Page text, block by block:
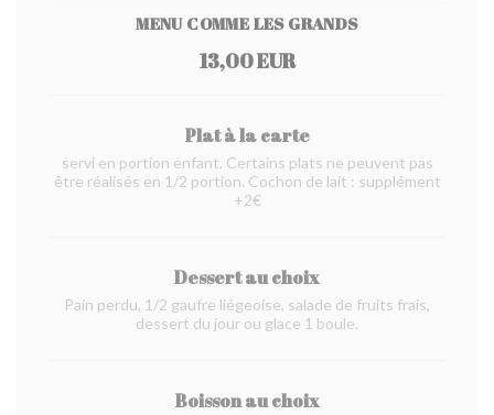
MENU COMME LES GRANDS
13,00 EUR
Plat à la carte
servi en portion enfant. Certains plats ne peuvent pas
être réalisés en 1/2 portion. Cochon de lait : supplément
+2€
Dessert au choix
Pain perdu, 1/2 gaufre liégeoise, salade de fruits frais,
dessert du jour ou glace 1 boule.
Boisson au choix